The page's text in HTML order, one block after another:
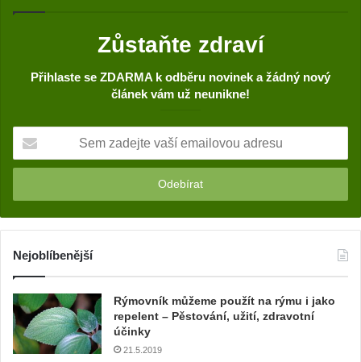
Zůstaňte zdraví
Přihlaste se ZDARMA k odběru novinek a žádný nový
článek vám už neunikne!
m
a
d
j
v
a
š
í
Nejoblíbenější
Rýmovník můžeme použít na rýmu i jako
repelent – Pěstování, užití, zdravotní
účinky
21.5.2019